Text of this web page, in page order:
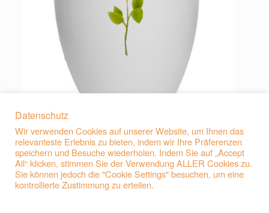
Datenschutz
Wir verwenden Cookies auf unserer Website, um Ihnen das
relevanteste Erlebnis zu bieten, indem wir Ihre Präferenzen
speichern und Besuche wiederholen. Indem Sie auf „Accept
All“ klicken, stimmen Sie der Verwendung ALLER Cookies zu.
Sie können jedoch die "Cookie Settings" besuchen, um eine
kontrollierte Zustimmung zu erteilen.